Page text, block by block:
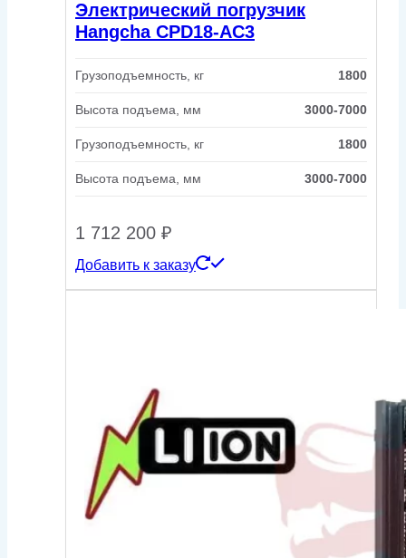
Электрический погрузчик
Hangcha CPD18-AC3
Грузоподъемность, кг 1800
Высота подъема, мм 3000-7000
Грузоподъемность, кг 1800
Высота подъема, мм 3000-7000
1 712 200 ₽
Добавить к заказу